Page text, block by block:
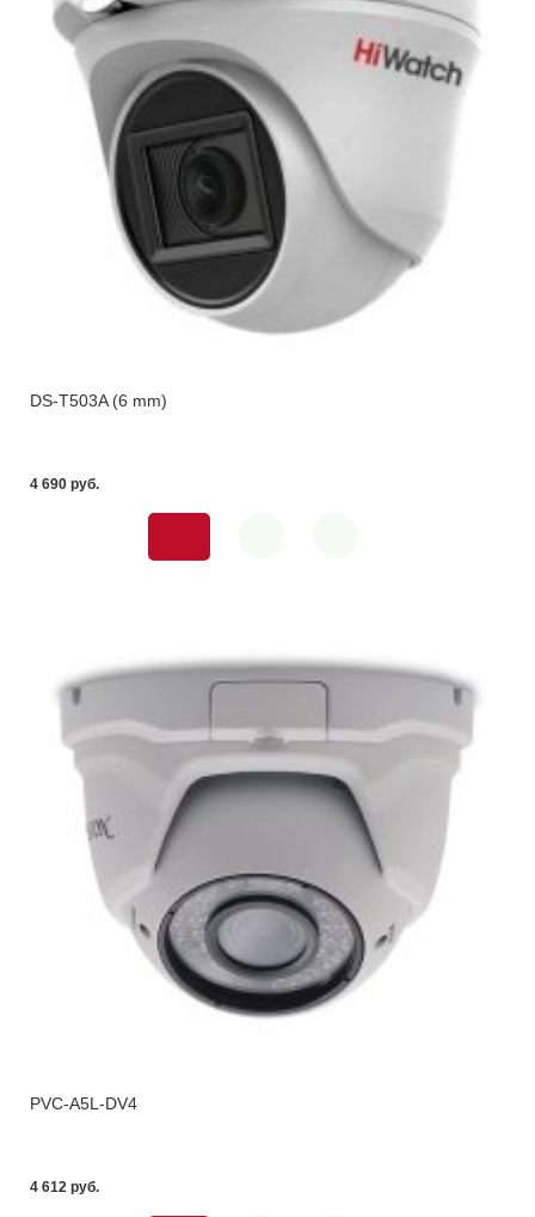
DS-T503A (6 mm)
4 690 pуб.
PVC-A5L-DV4
4 612 pуб.